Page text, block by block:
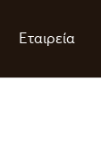
Εταιρεία